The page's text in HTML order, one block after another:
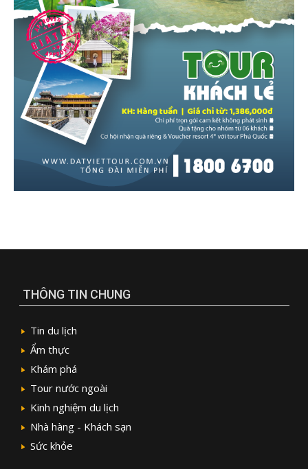
THÔNG TIN CHUNG
Tin du lịch
Ẩm thực
Khám phá
Tour nước ngoài
Kinh nghiệm du lịch
Nhà hàng - Khách sạn
Sức khỏe